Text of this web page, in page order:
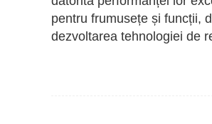
pentru frumusețe și funcții,
dezvoltarea tehnologiei de